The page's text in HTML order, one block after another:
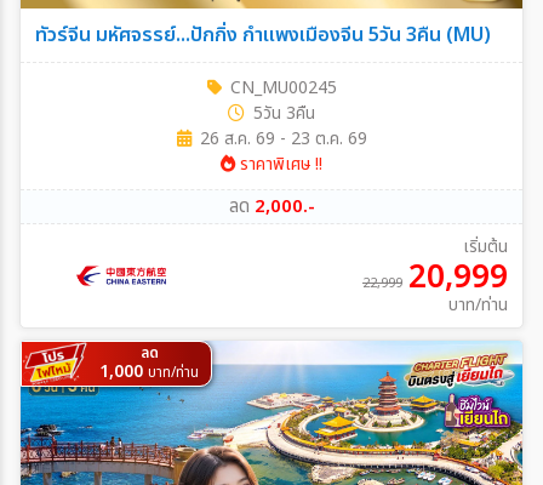
ทัวร์จีน มหัศจรรย์...ปักกิ่ง กำแพงเมืองจีน 5วัน 3คืน (MU)
CN_MU00245
5วัน 3คืน
26 ส.ค. 69 - 23 ต.ค. 69
ราคาพิเศษ !!
ลด 2,000.-
เริ่มต้น
22,999 20,999
บาท/ท่าน
ลด
1,000 บาท/ท่าน